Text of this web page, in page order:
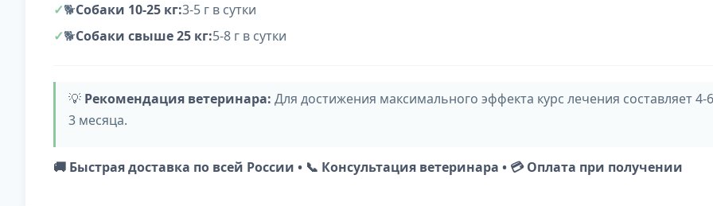
🐕Собаки 10-25 кг:3-5 г в сутки
🐕Собаки свыше 25 кг:5-8 г в сутки
💡 Рекомендация ветеринара: Для достижения максимального эффекта курс лечения составляет
3 месяца.
🚚 Быстрая доставка по всей России • 📞 Консультация ветеринара • 💳 Оплата при получении